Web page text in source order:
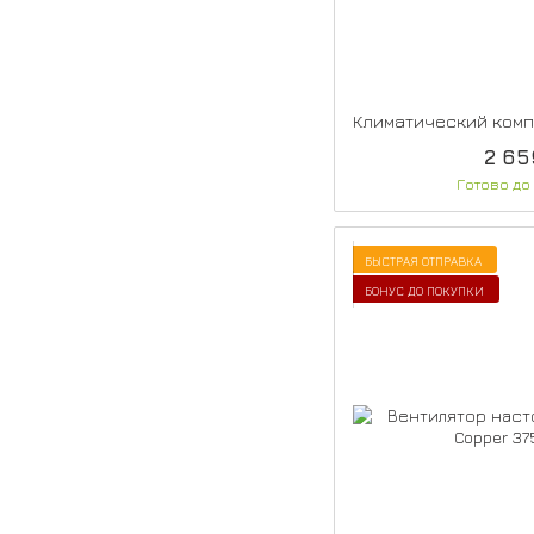
2
Готово
БЫСТРАЯ ОТПРАВКА
БОНУС ДО ПОКУПКИ